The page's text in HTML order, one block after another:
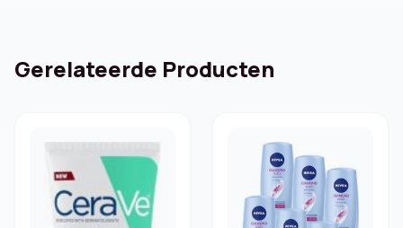
Gerelateerde Producten